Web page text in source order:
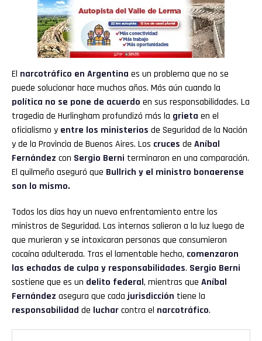
El narcotráfico en Argentina es un problema que no se
puede solucionar hace muchos años. Más aún cuando la
política no se pone de acuerdo en sus responsabilidades. La
tragedia de Hurlingham profundizó más la grieta en el
oficialismo y entre los ministerios de Seguridad de la Nación
y de la Provincia de Buenos Aires. Los cruces de Aníbal
Fernández con Sergio Berni terminaron en una comparación.
El quilmeño aseguró que Bullrich y el ministro bonaerense
son lo mismo.
Todos los días hay un nuevo enfrentamiento entre los
ministros de Seguridad. Las internas salieron a la luz luego de
que murieran y se intoxicaran personas que consumieron
cocaína adulterada. Tras el lamentable hecho, comenzaron
las echadas de culpa y responsabilidades. Sergio Berni
sostiene que es un delito federal, mientras que Aníbal
Fernández asegura que cadajurisdicción tiene la
responsabilidad de lucharcontra el narcotráfico.